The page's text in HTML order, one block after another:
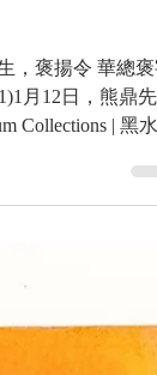
震球 先
字第
，褒揚令 華總褒
月12日，熊鼎先